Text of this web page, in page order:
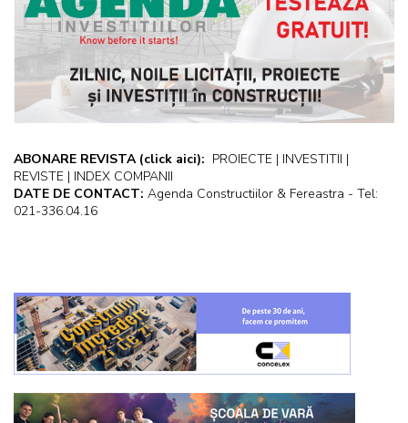
ABONARE REVISTA (click aici): PROIECTE | INVESTITII |
REVISTE | INDEX COMPANII
DATE DE CONTACT: Agenda Constructiilor & Fereastra - Tel:
021-336.04.16